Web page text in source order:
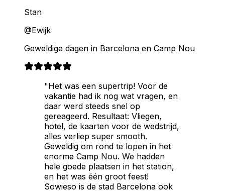
Stan
@Ewijk
Geweldige dagen in Barcelona en Camp Nou
"Het was een supertrip! Voor de
vakantie had ik nog wat vragen, en
daar werd steeds snel op
gereageerd. Resultaat: Vliegen,
hotel, de kaarten voor de wedstrijd,
alles verliep super smooth.
Geweldig om rond te lopen in het
enorme Camp Nou. We hadden
hele goede plaatsen in het station,
en het was één groot feest!
Sowieso is de stad Barcelona ook